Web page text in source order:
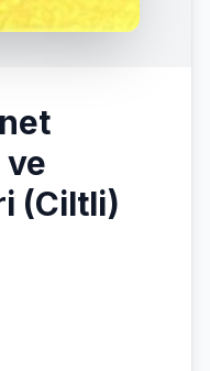
ve
(Ciltli)